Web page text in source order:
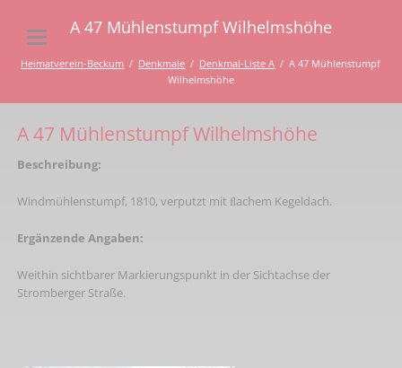
A 47 Mühlenstumpf Wilhelmshöhe
Heimatverein-Beckum Denkmale Denkmal-Liste A
A 47 Mühlenstumpf
Wilhelmshöhe
A 47 Mühlenstumpf Wilhelmshöhe
Beschreibung:
Windmühlenstumpf, 1810, verputzt mit ﬂachem Kegeldach.
Ergänzende Angaben:
Weithin sichtbarer Markierungspunkt in der Sichtachse der
Stromberger Straße.